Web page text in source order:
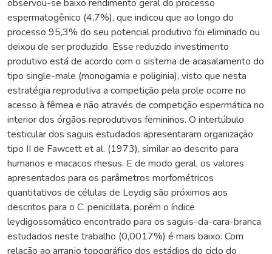
observou-se baixo rendimento geral do processo
espermatogênico (4,7%), que indicou que ao longo do
processo 95,3% do seu potencial produtivo foi eliminado ou
deixou de ser produzido. Esse reduzido investimento
produtivo está de acordo com o sistema de acasalamento do
tipo single-male (monogamia e poliginia), visto que nesta
estratégia reprodutiva a competição pela prole ocorre no
acesso à fêmea e não através de competição espermática no
interior dos órgãos reprodutivos femininos. O intertúbulo
testicular dos saguis estudados apresentaram organização
tipo II de Fawcett et al. (1973), similar ao descrito para
humanos e macacos rhesus. E de modo geral, os valores
apresentados para os parâmetros morfométricos
quantitativos de células de Leydig são próximos aos
descritos para o C. penicillata, porém o índice
leydigossomático encontrado para os saguis-da-cara-branca
estudados neste trabalho (0,0017%) é mais baixo. Com
relação ao arranjo topográfico dos estádios do ciclo do